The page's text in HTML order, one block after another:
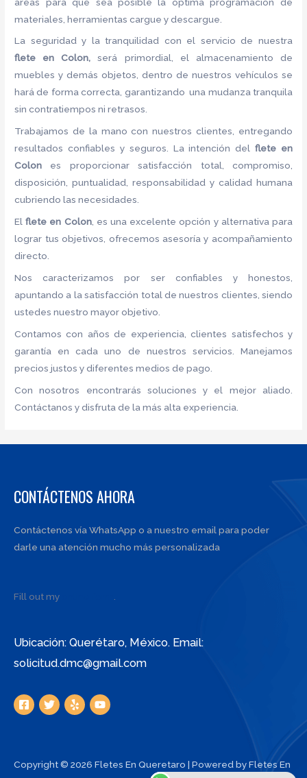
materiales, herramientas cargue y descargue.
La seguridad y la tranquilidad con el servicio de nuestra
flete
en Colon,será primordial, el almacenamiento de
muebles y demás objetos, dentro de nuestros vehículos se
hará de forma correcta, garantizando una mudanza tranquila
sin contratiempos ni retrasos.
Trabajamos de la mano con nuestros clientes, entregando
resultados confiables y seguros. La intención delflete en
Colon es proporcionar satisfacción total, compromiso,
disposición, puntualidad, responsabilidad y calidad humana
cubriendo las necesidades.
Elflete en Colon, es una excelente opción y alternativa para
lograr tus objetivos, ofrecemos asesoría y acompañamiento
directo.
Nos caracterizamos por ser confiables y honestos,
apuntando a la satisfacción total de nuestros clientes, siendo
ustedes nuestro mayor objetivo.
Contamos con años de experiencia, clientes satisfechos y
garantía en cada uno de nuestros servicios. Manejamos
precios justos y diferentes medios de pago.
Con nosotros encontrarás soluciones y el mejor aliado.
Contáctanos y disfruta de la más alta experiencia.
CONTÁCTENOS AHORA
Contáctenos vía WhatsApp o a nuestro email para poder
darle una atención mucho más personalizada
Fill out my .
Ubicación: Querétaro, México. Email:
solicitud.dmc@gmail.com
Copyright © 2026 Fletes En Queretaro | Powered by Fletes En